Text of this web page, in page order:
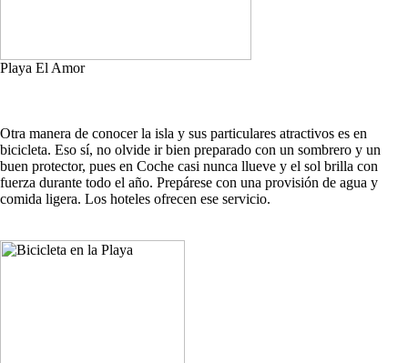
Playa El Amor
Otra manera de conocer la isla y sus particulares atractivos es en
bicicleta. Eso sí, no olvide ir bien preparado con un sombrero y un
buen protector, pues en Coche casi nunca llueve y el sol brilla con
fuerza durante todo el año. Prepárese con una provisión de agua y
comida ligera. Los hoteles ofrecen ese servicio.